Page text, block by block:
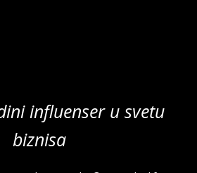
influenser u svetu
biznisa